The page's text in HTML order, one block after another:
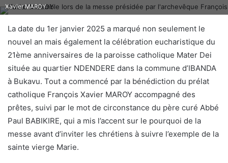
Xavier MAROY
La date du 1er janvier 2025 a marqué non seulement le
nouvel an mais également la célébration eucharistique du
21ème anniversaires de la paroisse catholique Mater Dei
située au quartier NDENDERE dans la commune d’IBANDA
à Bukavu. Tout a commencé par la bénédiction du prélat
catholique François Xavier MAROY accompagné des
prêtes, suivi par le mot de circonstance du père curé Abbé
Paul BABIKIRE, qui a mis l’accent sur le pourquoi de la
messe avant d’inviter les chrétiens à suivre l’exemple de la
sainte vierge Marie.